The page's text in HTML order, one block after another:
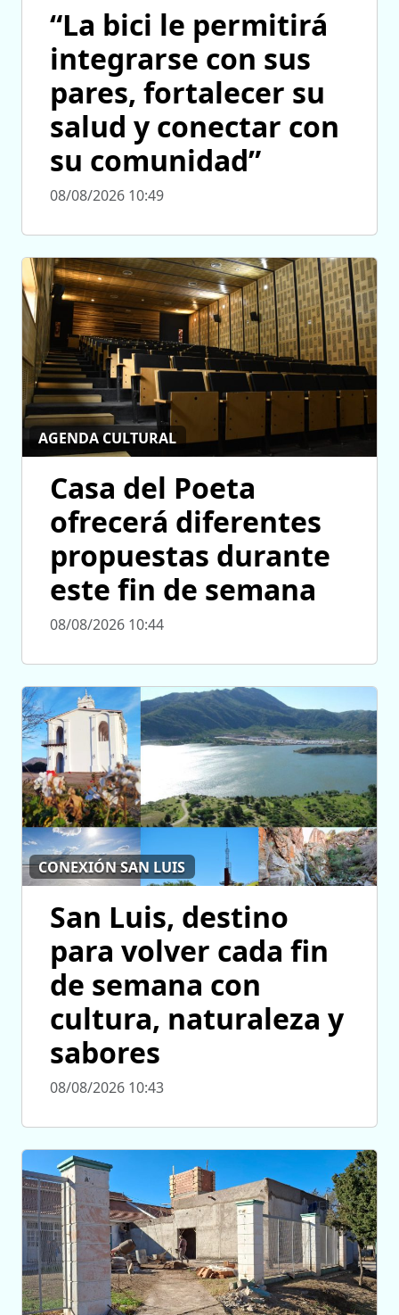
“La bici le permitirá
integrarse con sus
pares, fortalecer su
salud y conectar con
su comunidad”
08/08/2026 10:49
AGENDA CULTURAL
Casa del Poeta
ofrecerá diferentes
propuestas durante
este fin de semana
08/08/2026 10:44
CONEXIÓN SAN LUIS
San Luis, destino
para volver cada fin
de semana con
cultura, naturaleza y
sabores
08/08/2026 10:43